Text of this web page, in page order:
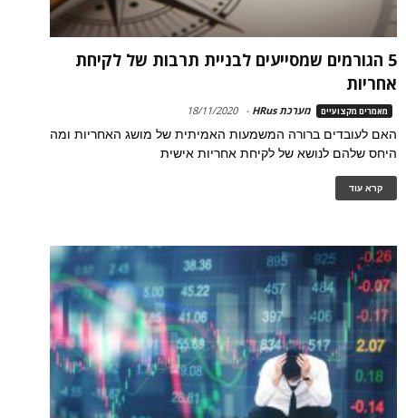
5 הגורמים שמסייעים לבניית תרבות של לקיחת
אחריות
מאמרים מקצועיים מערכת HRus -
18/11/2020
האם לעובדים ברורה המשמעות האמיתית של מושג האחריות ומה
היחס שלהם לנושא של לקיחת אחריות אישית
קרא עוד